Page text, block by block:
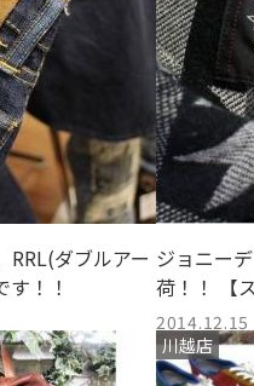
RRL(ダブルアー
！！
ジョニー
荷！！ 【
2014.12.15
川越店